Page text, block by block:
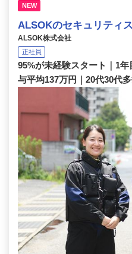
NEW
ALSOKのセキュリティ
ALSOK株式会社
正社員
95%が未経験スタート｜1
与平均137万円｜20代30代多